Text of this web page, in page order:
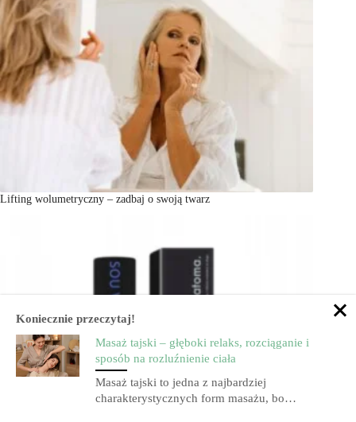
Lifting wolumetryczny – zadbaj o swoją twarz
Koniecznie przeczytaj!
Masaż tajski – głęboki relaks, rozciąganie i
sposób na rozluźnienie ciała
Masaż tajski to jedna z najbardziej
charakterystycznych form masażu, bo…